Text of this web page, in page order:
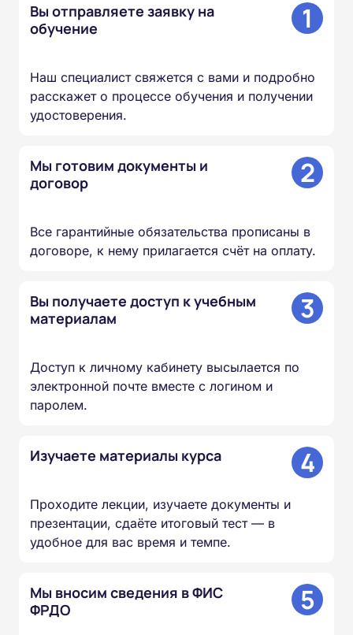
Вы отправляете заявку на
обучение
1
Наш специалист свяжется с вами и подробно
расскажет о процессе обучения и получении
удостоверения.
Мы готовим документы и
договор
2
Все гарантийные обязательства прописаны в
договоре, к нему прилагается счёт на оплату.
Вы получаете доступ к учебным
материалам
3
Доступ к личному кабинету высылается по
электронной почте вместе с логином и
паролем.
Изучаете материалы курса 4
Проходите лекции, изучаете документы и
презентации, сдаёте итоговый тест — в
удобное для вас время и темпе.
Мы вносим сведения в ФИС
ФРДО
5